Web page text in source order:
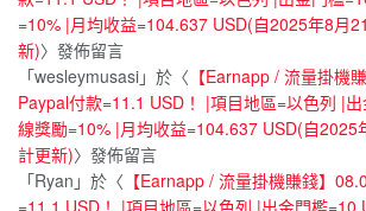
=10% |月均收益=104.637 USD(自2025年8月
新)〉發佈留言
「wesleymusasi」於〈 【Earnapp / 流量掛機
Paypal付款=11.1 USD！ |項目地區=以色列 |
線獎勵=10% |月均收益=104.637 USD(自2025
計更新)〉發佈留言
「Ryan 」於〈 【Earnapp / 流量掛機賺錢】